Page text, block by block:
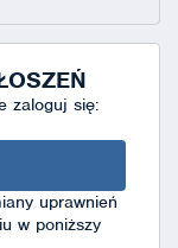
zaloguj się:
uprawnień
w poniższy